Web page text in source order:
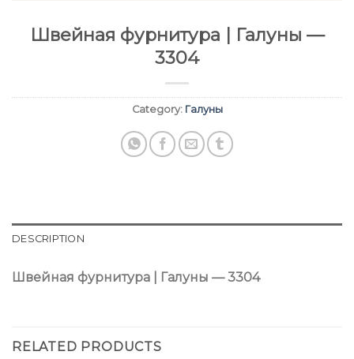
Швейная фурнитура | Галуны —
3304
Category: Галуны
DESCRIPTION
Швейная фурнитура | Галуны — 3304
RELATED PRODUCTS